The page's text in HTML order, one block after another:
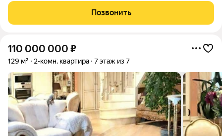
Просторная квартира в доме с железобетонными
перекрытиями. Отсюда
Позвонить
110 000 000 ₽
129 м² 2-комн. квартира 7 этаж из 7